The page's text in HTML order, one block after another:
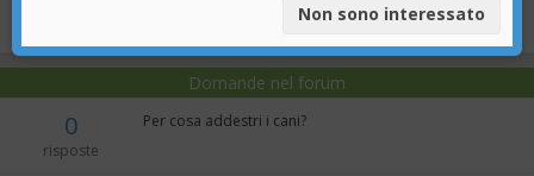
Domande nel forum
0
risposte
Per cosa addestri i cani?
Non sono interessato